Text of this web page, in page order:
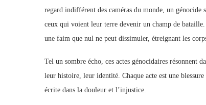
regard indifférent des caméras du monde, un génocide
ceux qui voient leur terre devenir un champ de
une faim que nul ne peut dissimuler, étreignant les
Tel un sombre écho, ces actes génocidaires résonnent
leur histoire, leur identité. Chaque acte est une
écrite dans la douleur et l’injustice.